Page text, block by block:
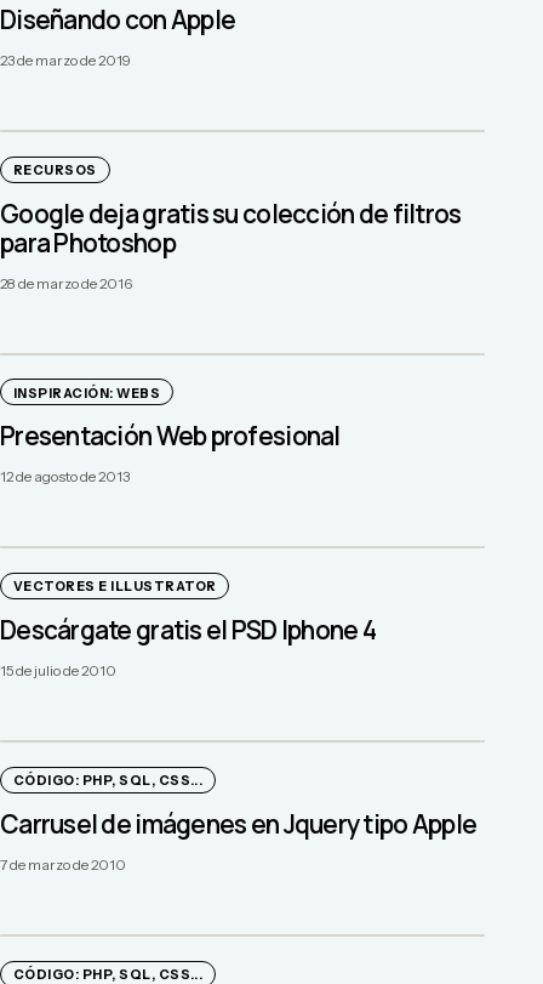
Diseñando con Apple
23 de marzo de 2019
RECURSOS
Google deja gratis su colección de filtros
para Photoshop
28 de marzo de 2016
INSPIRACIÓN: WEBS
Presentación Web profesional
12 de agosto de 2013
VECTORES E ILLUSTRATOR
Descárgate gratis el PSD Iphone 4
15 de julio de 2010
CÓDIGO: PHP, SQL, CSS...
Carrusel de imágenes en Jquery tipo Apple
7 de marzo de 2010
CÓDIGO: PHP, SQL, CSS...